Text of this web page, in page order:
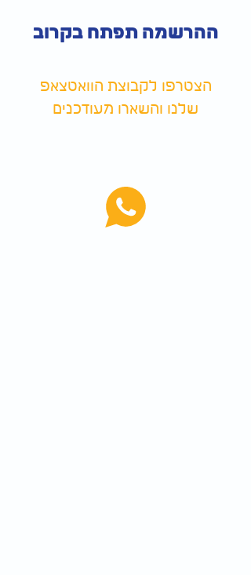
ההרשמה תפתח בקרוב
הצטרפו לקבוצת הוואטצאפ
שלנו והשארו מעודכנים